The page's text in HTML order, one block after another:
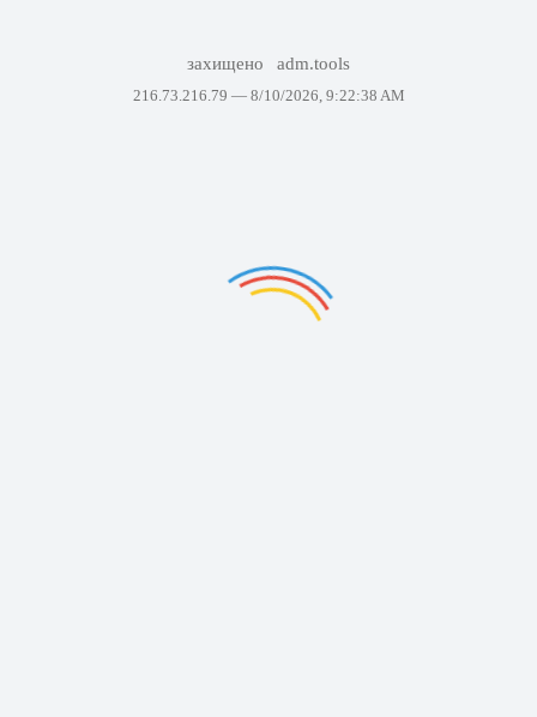
захищено adm.tools
216.73.216.79 — 8/10/2026, 9:22:38 AM